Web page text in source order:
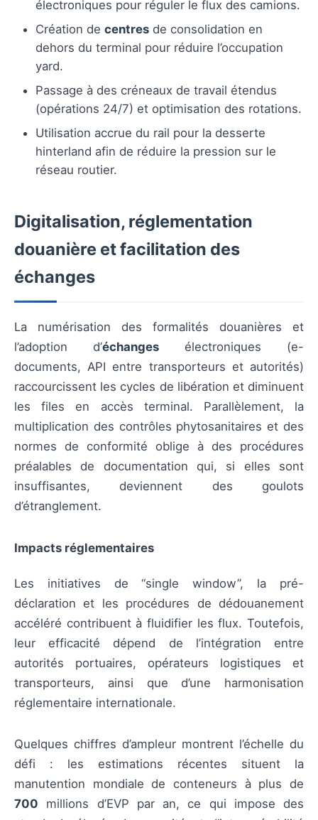
électroniques pour réguler le flux des camions.
Création de centres de consolidation en
dehors du terminal pour réduire l’occupation
yard.
Passage à des créneaux de travail étendus
(opérations 24/7) et optimisation des rotations.
Utilisation accrue du rail pour la desserte
hinterland afin de réduire la pression sur le
réseau routier.
Digitalisation, réglementation
douanière et facilitation des
échanges
La numérisation des formalités douanières et
l’adoption d’échanges électroniques (e-
documents, API entre transporteurs et autorités)
raccourcissent les cycles de libération et diminuent
les files en accès terminal. Parallèlement, la
multiplication des contrôles phytosanitaires et des
normes de conformité oblige à des procédures
préalables de documentation qui, si elles sont
insuffisantes, deviennent des goulots
d’étranglement.
Impacts réglementaires
Les initiatives de “single window”, la pré-
déclaration et les procédures de dédouanement
accéléré contribuent à fluidifier les flux. Toutefois,
leur efficacité dépend de l’intégration entre
autorités portuaires, opérateurs logistiques et
transporteurs, ainsi que d’une harmonisation
réglementaire internationale.
Quelques chiffres d’ampleur montrent l’échelle du
défi : les estimations récentes situent la
manutention mondiale de conteneurs à plus de
700 millions d’EVP par an, ce qui impose des